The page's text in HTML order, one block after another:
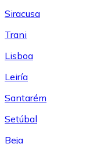
Siracusa
Trani
Lisboa
Leiría
Santarém
Setúbal
Beja